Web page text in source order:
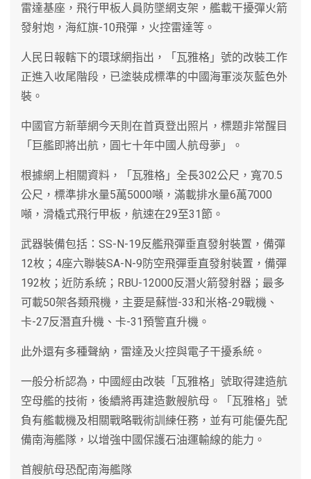
雷達基座，飛行甲板人員防墜網支架，艦載干擾彈火箭
發射炮，海紅旗-10飛彈，火控雷達等。
人民日報轄下的環球網指出，「瓦雅格」號的改裝工作
正進入收尾階段，已塗裝成標準的中國海軍淡灰藍色外
裝。
中國官方新華網今天則在首頁登出照片，標題非常醒目
「巨艦即將出航，圓七十年中國人航母夢」。
根據網上相關資料，「瓦雅格」全長302公尺，寬70.5
公尺，標準排水量5萬5000噸，滿載排水量6萬7000
噸，滑橇式飛行甲板，航速在29至31節。
武器裝備包括：SS-N-19反艦飛彈垂直發射裝置，備彈
12枚；4座六聯裝SA-N-9防空飛彈垂直發射裝置，備彈
192枚；近防系統；RBU-12000反潛火箭發射器；最多
可載50架各類飛機，主要是蘇愷-33和米格-29戰機、
卡-27反潛直升機、卡-31預警直升機。
此外還有多種聲納，雷達及火控與電子干擾系統。
一般分析認為，中國經由改裝「瓦雅格」號取得建造航
空母艦的技術，後續將再建造數艘航母。「瓦雅格」號
負有艦載機及相關戰略戰術訓練任務，並有可能優先配
備南海艦隊，以增強中國保護石油運輸線的能力。
首艘航母恐配南海艦隊